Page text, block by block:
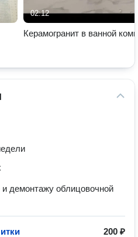
02:12
Керамогранит в ванной
демонтажу облицовочной
200 ₽